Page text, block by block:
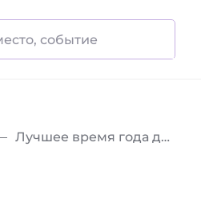
Лучшее время года для посещения Испании — куда отправиться на один день